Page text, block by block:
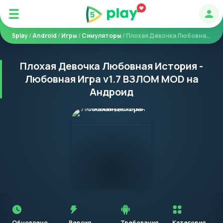
5play/Android /Игры /Симуляторы / Плохая Девочка Любовная История - Любовная Игра
Плохая Девочка Любовная История -
Любовная Игра v1.7 ВЗЛОМ MOD на
Андроид
установкой
приложения